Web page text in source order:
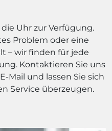
Uhr zur Verfügung.
Problem oder eine
– wir finden für jede
Kontaktieren Sie uns
Mail und lassen Sie sich
Service überzeugen.